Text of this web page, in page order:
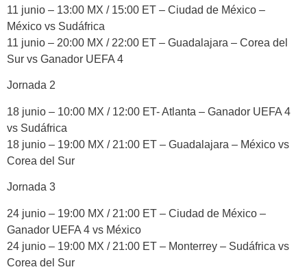
11 junio – 13:00 MX / 15:00 ET – Ciudad de México –
México vs Sudáfrica
11 junio – 20:00 MX / 22:00 ET – Guadalajara – Corea del
Sur vs Ganador UEFA 4
Jornada 2
18 junio – 10:00 MX / 12:00 ET- Atlanta – Ganador UEFA 4
vs Sudáfrica
18 junio – 19:00 MX / 21:00 ET – Guadalajara – México vs
Corea del Sur
Jornada 3
24 junio – 19:00 MX / 21:00 ET – Ciudad de México –
Ganador UEFA 4 vs México
24 junio – 19:00 MX / 21:00 ET – Monterrey – Sudáfrica vs
Corea del Sur